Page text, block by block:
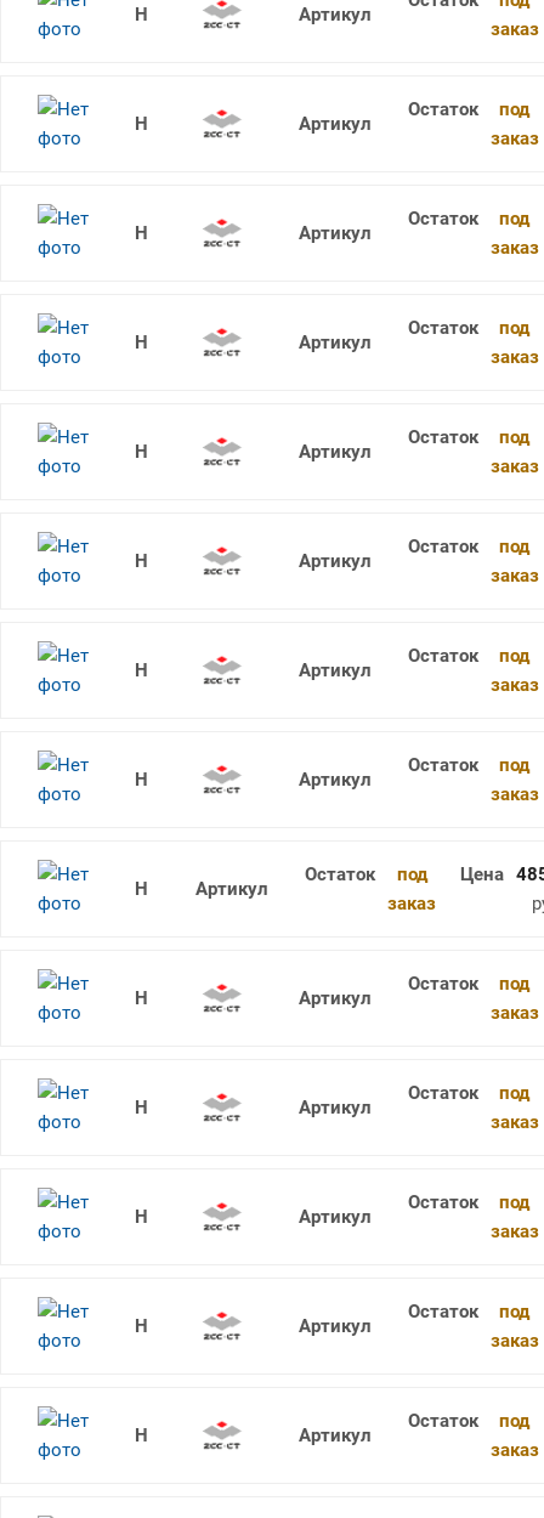
RDKW2006MO YBC301
заказ
RDKW2006MO YBD152C
под
заказ
RDKW2006MO YBD252
под
заказ
RDKW2006MO YBM351
под
заказ
RDKW2006MO-3 YBG205
под
заказ
RDKW12T3MO-1 YBM251
под
заказ
RDKW1003MO-3 YBG205
под
заказ
RDKW1003MO-3 YBM253
под
заказ
RDKW10T3MO YBC301
под
заказ
RDKW10T3MO YBC302
под
заказ
RDKW10T3MO YBG102
под
заказ
RDKW10T3MO YBG202
под
заказ
RDKW10T3MO YBG302
под
заказ
RDKW10T3MO YBM351
под
заказ